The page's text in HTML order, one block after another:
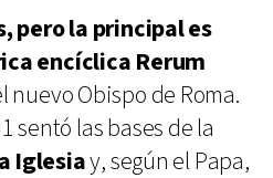
pero la principal es
encíclica Rerum
nuevo Obispo de Roma.
sentó las bases de la
Iglesiay, según el Papa,